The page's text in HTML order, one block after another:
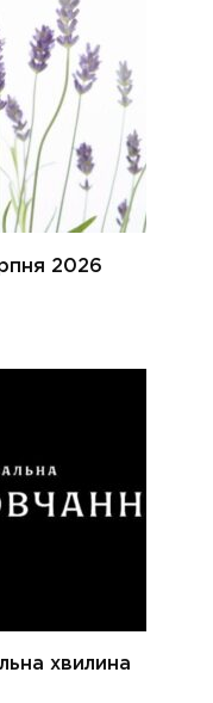
2026
хвилина